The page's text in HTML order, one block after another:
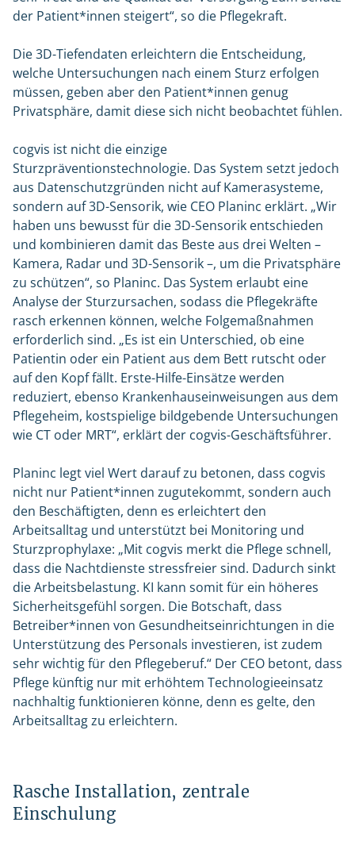
der Patient*innen steigert“, so die Pflegekraft.
Die 3D-Tiefendaten erleichtern die Entscheidung,
welche Untersuchungen nach einem Sturz erfolgen
müssen, geben aber den Patient*innen genug
Privatsphäre, damit diese sich nicht beobachtet fühlen.
cogvis ist nicht die einzige
Sturzpräventionstechnologie. Das System setzt jedoch
aus Datenschutzgründen nicht auf Kamerasysteme,
sondern auf 3D-Sensorik, wie CEO Planinc erklärt. „Wir
haben uns bewusst für die 3D-Sensorik entschieden
und kombinieren damit das Beste aus drei Welten –
Kamera, Radar und 3D-Sensorik –, um die Privatsphäre
zu schützen“, so Planinc. Das System erlaubt eine
Analyse der Sturzursachen, sodass die Pflegekräfte
rasch erkennen können, welche Folgemaßnahmen
erforderlich sind. „Es ist ein Unterschied, ob eine
Patientin oder ein Patient aus dem Bett rutscht oder
auf den Kopf fällt. Erste-Hilfe-Einsätze werden
reduziert, ebenso Krankenhauseinweisungen aus dem
Pflegeheim, kostspielige bildgebende Untersuchungen
wie CT oder MRT“, erklärt der cogvis-Geschäftsführer.
Planinc legt viel Wert darauf zu betonen, dass cogvis
nicht nur Patient*innen zugutekommt, sondern auch
den Beschäftigten, denn es erleichtert den
Arbeitsalltag und unterstützt bei Monitoring und
Sturzprophylaxe: „Mit cogvis merkt die Pflege schnell,
dass die Nachtdienste stressfreier sind. Dadurch sinkt
die Arbeitsbelastung. KI kann somit für ein höheres
Sicherheitsgefühl sorgen. Die Botschaft, dass
Betreiber*innen von Gesundheitseinrichtungen in die
Unterstützung des Personals investieren, ist zudem
sehr wichtig für den Pflegeberuf.“ Der CEO betont, dass
Pflege künftig nur mit erhöhtem Technologieeinsatz
nachhaltig funktionieren könne, denn es gelte, den
Arbeitsalltag zu erleichtern.
Rasche Installation, zentrale
Einschulung